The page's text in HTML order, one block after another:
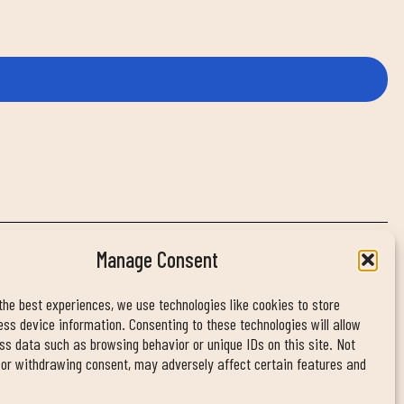
Manage Consent
best experiences, we use technologies like cookies to store
device information. Consenting to these technologies will allow
data such as browsing behavior or unique IDs on this site. Not
withdrawing consent, may adversely affect certain features and
INFORMACIÓ DE CONTACTE
info@duinclub.com